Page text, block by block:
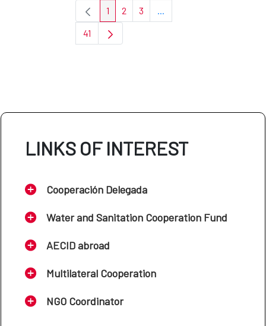
Page
1 Page
2 Page
3
Intermediate Pages Use
Page
41
LINKS OF INTEREST
Cooperación Delegada
Water and Sanitation Cooperation Fund
AECID abroad
Multilateral Cooperation
NGO Coordinator